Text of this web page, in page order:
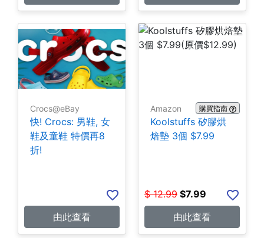
Crocs@eBay
快! Crocs: 男鞋, 女
鞋及童鞋 特價再8
折!
由此查看
Amazon 購買指南
Koolstuffs 矽膠烘
焙墊 3個 $7.99
$ 12.99 $7.99
由此查看